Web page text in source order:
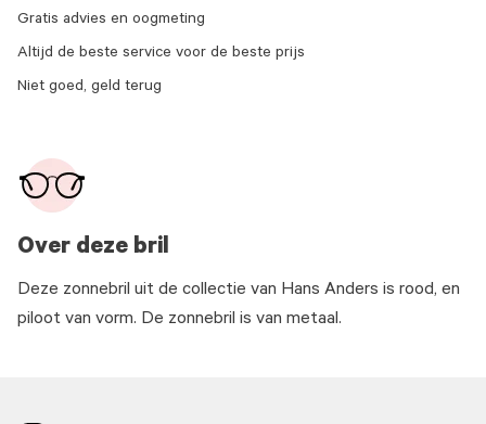
Over deze bril
Deze zonnebril uit de collectie van Hans Anders is rood, en
piloot van vorm. De zonnebril is van metaal.
Gratis advies en oogmeting
Altijd de beste service voor de beste prijs
Niet goed, geld terug